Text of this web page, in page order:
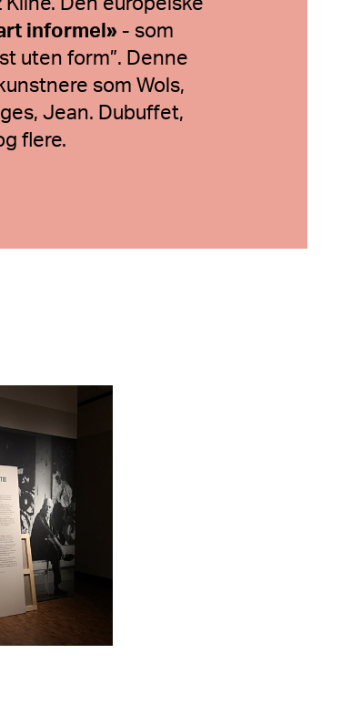
informel» - som
uten form”. Denne
som Wols,
Jean. Dubuffet,
flere.